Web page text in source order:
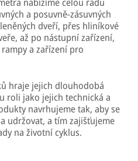
a posuvně-zásuvných
dveří, přes hliníkové
až po nástupní zařízení,
a zařízení pro
hraje jejich dlouhodobá
roli jako jejich technická a
navrhujeme tak, aby se
udržovat, a tím zajišťujeme
na životní cyklus.